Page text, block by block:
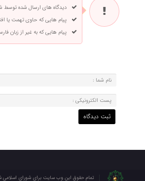
دیدگاه های ارسال شده توسط
پیام هایی که حاوی تهمت یا
پیام هایی که به غیر از زبان
تمام حقوق این وب سایت برای شورای